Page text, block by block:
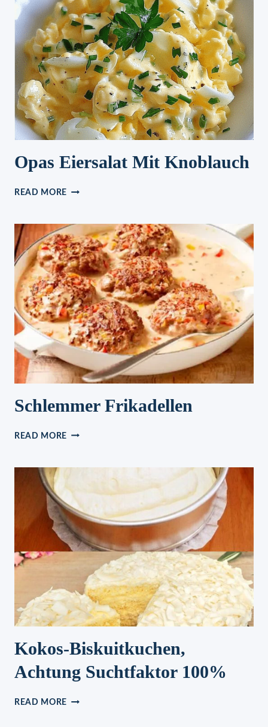
Opas Eiersalat Mit Knoblauch
READ MORE OPAS
KNOBLAUCH
Schlemmer Frikadellen
READ MORE SCHLEMMER
Kokos-Biskuitkuchen,
Achtung Suchtfaktor 100%
READ MORE KOKOS-